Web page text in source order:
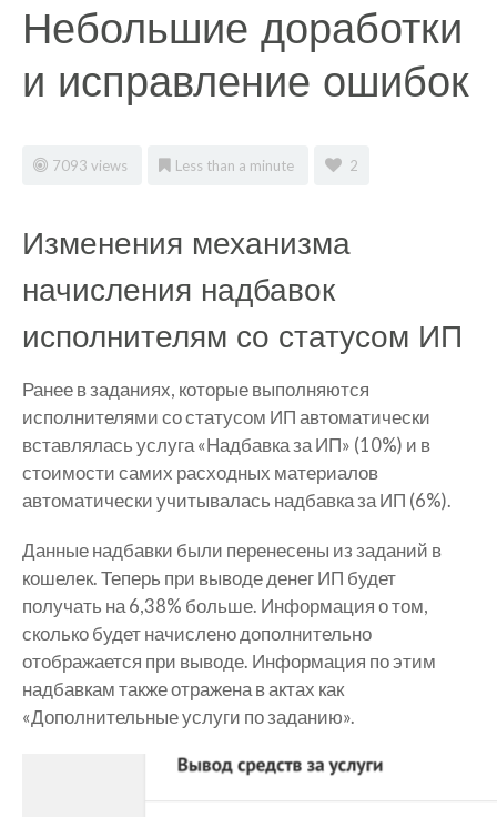
Небольшие доработки
и исправление ошибок
7093 views Less than a minute 2
Изменения механизма
начисления надбавок
исполнителям со статусом ИП
Ранее в заданиях, которые выполняются
исполнителями со статусом ИП автоматически
вставлялась услуга «Надбавка за ИП» (10%) и в
стоимости самих расходных материалов
автоматически учитывалась надбавка за ИП (6%).
Данные надбавки были перенесены из заданий в
кошелек. Теперь при выводе денег ИП будет
получать на 6,38% больше. Информация о том,
сколько будет начислено дополнительно
отображается при выводе. Информация по этим
надбавкам также отражена в актах как
«Дополнительные услуги по заданию».